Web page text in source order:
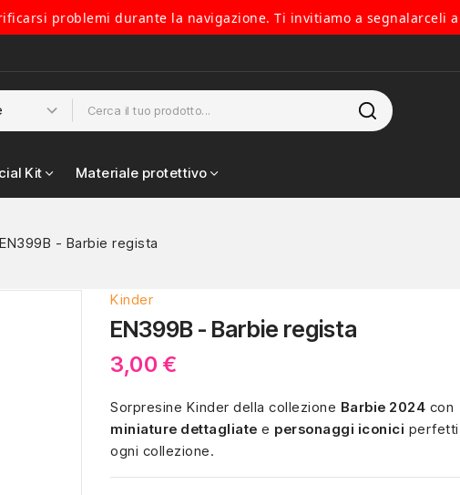
problemi durante la navigazione. Ti invitiamo a segnalarceli
Kit Materiale protettivo
EN399B - Barbie regista
Kinder
EN399B - Barbie regista
3,00 €
Sorpresine Kinder della collezione Barbie 2024 con
miniature dettagliate e personaggi iconici
ogni collezione.